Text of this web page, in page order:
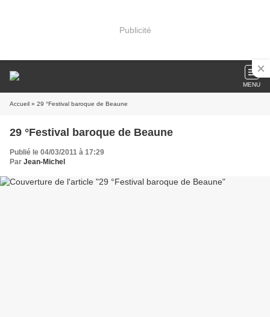
Publicité
MENU
Accueil » 29 °Festival baroque de Beaune
29 °Festival baroque de Beaune
Publié le 04/03/2011 à 17:29
Par Jean-Michel